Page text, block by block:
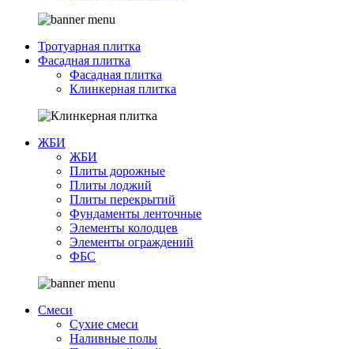
Тротуарная плитка
Фасадная плитка
Фасадная плитка
Клинкерная плитка
ЖБИ
ЖБИ
Плиты дорожные
Плиты лоджий
Плиты перекрытий
Фундаменты ленточные
Элементы колодцев
Элементы ограждений
ФБС
Смеси
Сухие смеси
Наливные полы